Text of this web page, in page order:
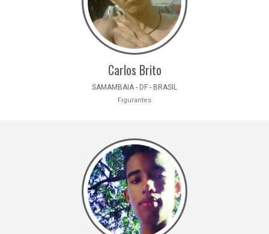
Carlos Brito
SAMAMBAIA - DF - BRASIL
Figurantes